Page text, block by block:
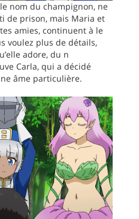
nom du champignon, ne
de prison, mais Maria et
amies, continuent à le
voulez plus de détails,
adore, du n
Carla, qui a décidé
âme particulière.